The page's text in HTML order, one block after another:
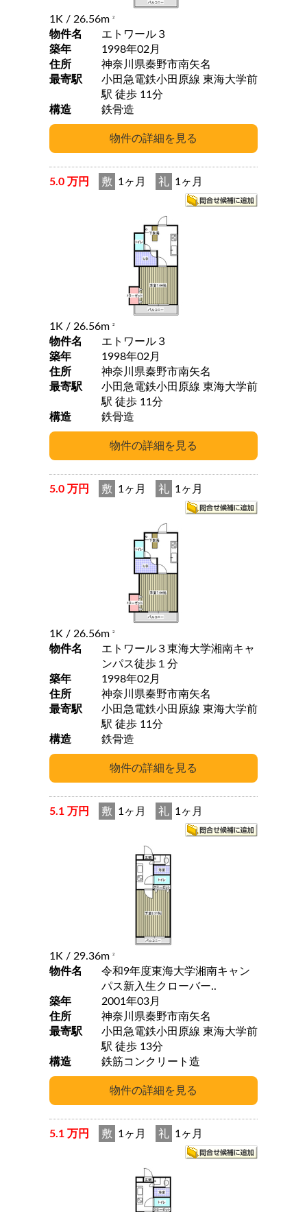
1K / 26.56m 2
物件名
エトワール３
築年
1998年02月
住所
神奈川県秦野市南矢名
最寄駅
小田急電鉄小田原線 東海大学前
駅 徒歩 11分
構造
鉄骨造
5.0 万円 敷 1ヶ月 礼 1ヶ月
1K / 26.56m 2
物件名
エトワール３
築年
1998年02月
住所
神奈川県秦野市南矢名
最寄駅
小田急電鉄小田原線 東海大学前
駅 徒歩 11分
構造
鉄骨造
5.0 万円 敷 1ヶ月 礼 1ヶ月
1K / 26.56m 2
物件名
エトワール３東海大学湘南キャ
ンパス徒歩１分
築年
1998年02月
住所
神奈川県秦野市南矢名
最寄駅
小田急電鉄小田原線 東海大学前
駅 徒歩 11分
構造
鉄骨造
5.1 万円 敷 1ヶ月 礼 1ヶ月
1K / 29.36m 2
物件名
令和9年度東海大学湘南キャン
パス新入生クローバー..
築年
2001年03月
住所
神奈川県秦野市南矢名
最寄駅
小田急電鉄小田原線 東海大学前
駅 徒歩 13分
構造
鉄筋コンクリート造
5.1 万円 敷 1ヶ月 礼 1ヶ月